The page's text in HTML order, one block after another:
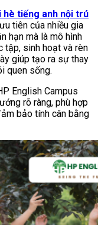
hè tiếng anh nội trú
tiên của nhiều gia
hạn mà là mô hình
tập, sinh hoạt và rèn
giúp tạo ra sự thay
quen sống.
English Campus
rõ ràng, phù hợp
bảo tính cân bằng